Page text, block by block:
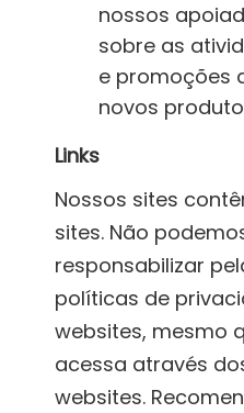
nossos
sobre as
e promoções
novos
Links
Nossos sites
sites. Não
responsabilizar
políticas de
websites, mesmo
acessa através
websites.